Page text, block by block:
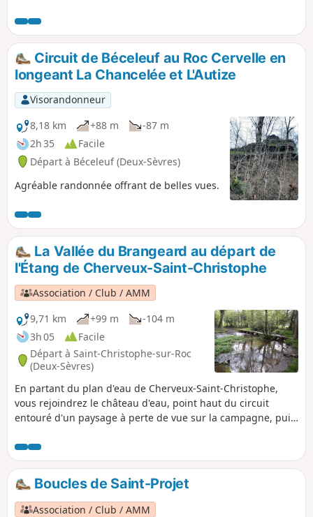
Circuit de Béceleuf au Roc Cervelle en
longeant La Chancelée et L'Autize
Visorandonneur
8,18 km
+88 m
-87 m
2h 35
Facile
Départ à Béceleuf (Deux-Sèvres)
Agréable randonnée offrant de belles vues.
La Vallée du Brangeard au départ de
l'Étang de Cherveux-Saint-Christophe
Association / Club / AMM
9,71 km
+99 m
-104 m
3h 05
Facile
Départ à Saint-Christophe-sur-Roc
(Deux-Sèvres)
En partant du plan d'eau de Cherveux-Saint-Christophe,
vous rejoindrez le château d'eau, point haut du circuit
entouré d'un paysage à perte de vue sur la campagne, puis
Lussais. Vous profiterez ensuite de la luxuriante verdure
des vallées du Brangeard, du Musson et du Marcusson en
suivant une boucle sur des petites routes, des sentiers et
des chemins herbeux qui vous ramèneront au plan d'eau
du départ.
Boucles de Saint-Projet
Association / Club / AMM